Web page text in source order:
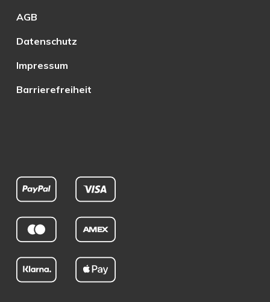
AGB
Datenschutz
Impressum
Barrierefreiheit